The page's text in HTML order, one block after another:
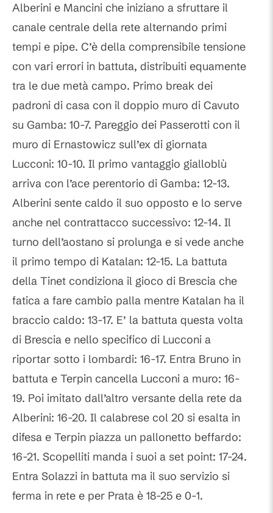
Alberini e Mancini che iniziano a sfruttare il
canale centrale della rete alternando primi
tempi e pipe. C’è della comprensibile tensione
con vari errori in battuta, distribuiti equamente
tra le due metà campo. Primo break dei
padroni di casa con il doppio muro di Cavuto
su Gamba: 10-7. Pareggio dei Passerotti con il
muro di Ernastowicz sull’ex di giornata
Lucconi: 10-10. Il primo vantaggio gialloblù
arriva con l’ace perentorio di Gamba: 12-13.
Alberini sente caldo il suo opposto e lo serve
anche nel contrattacco successivo: 12-14. Il
turno dell’aostano si prolunga e si vede anche
il primo tempo di Katalan: 12-15. La battuta
della Tinet condiziona il gioco di Brescia che
fatica a fare cambio palla mentre Katalan ha il
braccio caldo: 13-17. E’ la battuta questa volta
di Brescia e nello specifico di Lucconi a
riportar sotto i lombardi: 16-17. Entra Bruno in
battuta e Terpin cancella Lucconi a muro: 16-
19. Poi imitato dall’altro versante della rete da
Alberini: 16-20. Il calabrese col 20 si esalta in
difesa e Terpin piazza un pallonetto beffardo:
16-21. Scopelliti manda i suoi a set point: 17-24.
Entra Solazzi in battuta ma il suo servizio si
ferma in rete e per Prata è 18-25 e 0-1.